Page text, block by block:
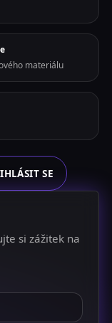
materiálu
SE
si zážitek na